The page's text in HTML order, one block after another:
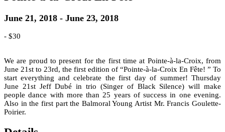
June 21, 2018 - June 23, 2018
- $30
We are proud to present for the first time at Pointe-à-la-Croix, from
June 21st to 23rd, the first edition of “Pointe-à-la-Croix En Fête! ” To
start everything and celebrate the first day of summer! Thursday
June 21st Jeff Dubé in trio (Singer of Black Silence) will make
people dance with more than 25 years of success in one evening.
Also in the first part the Balmoral Young Artist Mr. Francis Goulette-
Poirier.